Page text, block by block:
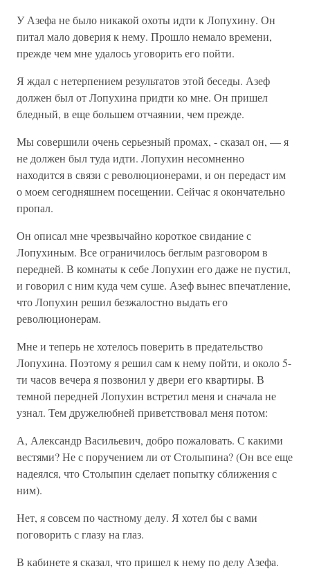
У Азефа не было никакой охоты идти к Лопухину. Он
питал мало доверия к нему. Прошло немало времени,
прежде чем мне удалось уговорить его пойти.
Я ждал с нетерпением результатов этой беседы. Азеф
должен был от Лопухина придти ко мне. Он пришел
бледный, в еще большем отчаянии, чем прежде.
Мы совершили очень серьезный промах, - сказал он, — я
не должен был туда идти. Лопухин несомненно
находится в связи с революционерами, и он передаст им
о моем сегодняшнем посещении. Сейчас я окончательно
пропал.
Он описал мне чрезвычайно короткое свидание с
Лопухиным. Все ограничилось беглым разговором в
передней. В комнаты к себе Лопухин его даже не пустил,
и говорил с ним куда чем суше. Азеф вынес впечатление,
что Лопухин решил безжалостно выдать его
революционерам.
Мне и теперь не хотелось поверить в предательство
Лопухина. Поэтому я решил сам к нему пойти, и около 5-
ти часов вечера я позвонил у двери его квартиры. В
темной передней Лопухин встретил меня и сначала не
узнал. Тем дружелюбней приветствовал меня потом:
А, Александр Васильевич, добро пожаловать. С какими
вестями? Не с поручением ли от Столыпина? (Он все еще
надеялся, что Столыпин сделает попытку сближения с
ним).
Нет, я совсем по частному делу. Я хотел бы с вами
поговорить с глазу на глаз.
В кабинете я сказал, что пришел к нему по делу Азефа.